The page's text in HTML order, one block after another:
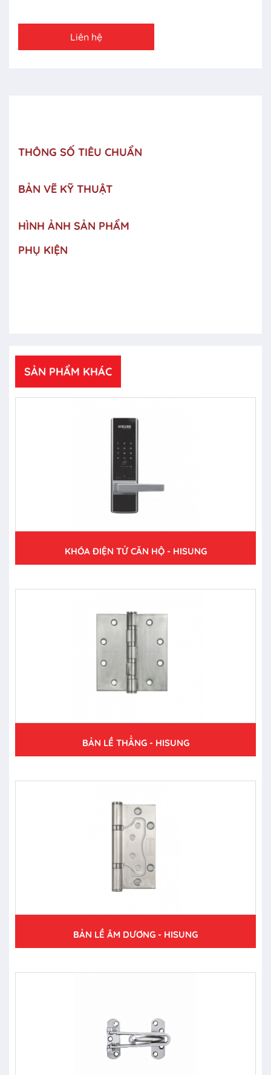
Liên hệ
THÔNG SỐ TIÊU CHUẨN
BẢN VẼ KỸ THUẬT
HÌNH ẢNH SẢN PHẨM
PHỤ KIỆN
SẢN PHẨM KHÁC
KHÓA ĐIỆN TỬ CĂN HỘ - HISUNG
BẢN LỀ THẲNG - HISUNG
BẢN LỀ ÂM DƯƠNG - HISUNG